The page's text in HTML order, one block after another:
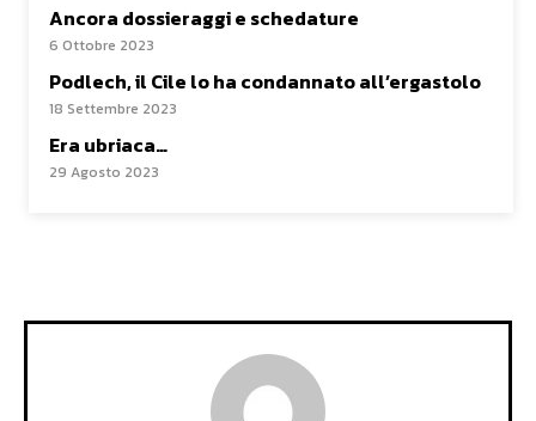
Ancora dossieraggi e schedature
6 Ottobre 2023
Podlech, il Cile lo ha condannato all’ergastolo
18 Settembre 2023
Era ubriaca…
29 Agosto 2023